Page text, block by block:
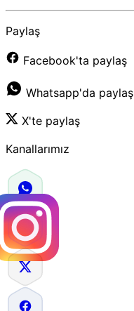
Paylaş
Facebook'ta paylaş
Whatsapp'da paylaş
X'te paylaş
Kanallarımız